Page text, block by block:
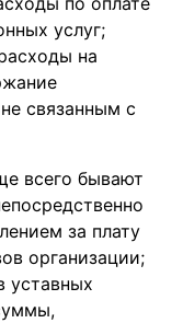
услуг;
на
связанным с
всего бывают
за плату
организации;
уставных